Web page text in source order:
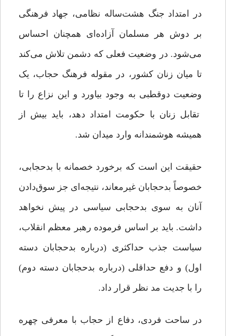
در امتداد جنگ هشت‌ساله نظامی، جهاد فرهنگی
بر دوش هر مسلمان آزاده‌ای همچنان احساس
می‌شود. در وضعیت فعلی که دشمن تلاش می‌کند
تا میان زنان کشور، در مقوله فرهنگ حجاب، یک
وضعیت دوقطبی به وجود بیاورد و این نزاع را تا
تقابل زنان با حکومت امتداد دهد، باید بیش از
همیشه هوشمندانه وارد میدان شد.
حقیقت این است که برخورد خصمانه با بدحجابی،
خصوصاً بدحجابان غیرمعاند، نتیجه‌ای جز سوق‌دادن
آنان به سوی بدحجابی سیاسی در پیش نخواهد
داشت. باید بر اساس فرموده رهبر معظم انقلاب،
سیاست جذب حداکثری (درباره بدحجابان دسته
اول) و دفع حداقلی (درباره بدحجابان دسته دوم)
را با جدیت مد نظر قرار داد.
در ساحت فردی، دفاع از حجاب با معرفی چهره